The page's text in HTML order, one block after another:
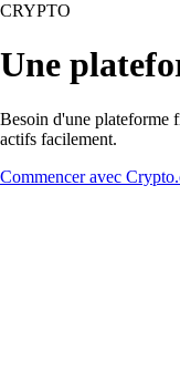
CRYPTO
Une
Besoin d'une plateforme
actifs facilement.
Commencer avec